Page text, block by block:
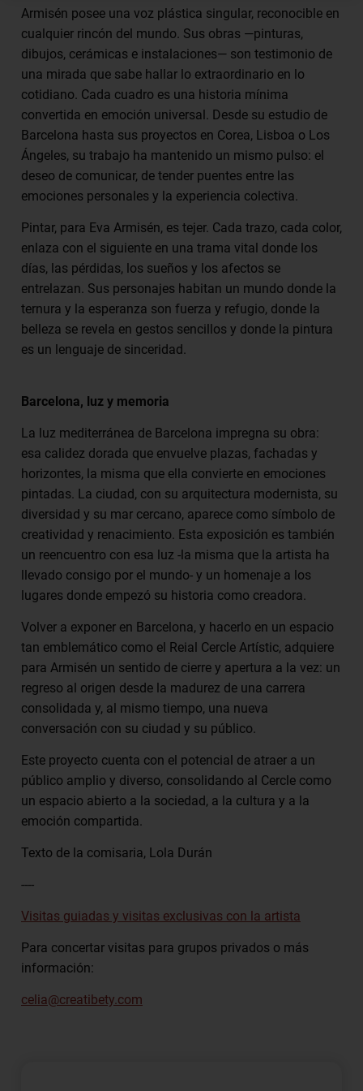
Armisén posee una voz plástica singular, reconocible en
cualquier rincón del mundo. Sus obras —pinturas,
dibujos, cerámicas e instalaciones— son testimonio de
una mirada que sabe hallar lo extraordinario en lo
cotidiano. Cada cuadro es una historia mínima
convertida en emoción universal. Desde su estudio de
Barcelona hasta sus proyectos en Corea, Lisboa o Los
Ángeles, su trabajo ha mantenido un mismo pulso: el
deseo de comunicar, de tender puentes entre las
emociones personales y la experiencia colectiva.
Pintar, para Eva Armisén, es tejer. Cada trazo, cada color,
enlaza con el siguiente en una trama vital donde los
días, las pérdidas, los sueños y los afectos se
entrelazan. Sus personajes habitan un mundo donde la
ternura y la esperanza son fuerza y refugio, donde la
belleza se revela en gestos sencillos y donde la pintura
es un lenguaje de sinceridad.
Barcelona, luz y memoria
La luz mediterránea de Barcelona impregna su obra:
esa calidez dorada que envuelve plazas, fachadas y
horizontes, la misma que ella convierte en emociones
pintadas. La ciudad, con su arquitectura modernista, su
diversidad y su mar cercano, aparece como símbolo de
creatividad y renacimiento. Esta exposición es también
un reencuentro con esa luz -la misma que la artista ha
llevado consigo por el mundo- y un homenaje a los
lugares donde empezó su historia como creadora.
Volver a exponer en Barcelona, y hacerlo en un espacio
tan emblemático como el Reial Cercle Artístic, adquiere
para Armisén un sentido de cierre y apertura a la vez: un
regreso al origen desde la madurez de una carrera
consolidada y, al mismo tiempo, una nueva
conversación con su ciudad y su público.
Este proyecto cuenta con el potencial de atraer a un
público amplio y diverso, consolidando al Cercle como
un espacio abierto a la sociedad, a la cultura y a la
emoción compartida.
Texto de la comisaria, Lola Durán
----
Visitas guiadas y visitas exclusivas con la artista
Para concertar visitas para grupos privados o más
información:
celia@creatibety.com